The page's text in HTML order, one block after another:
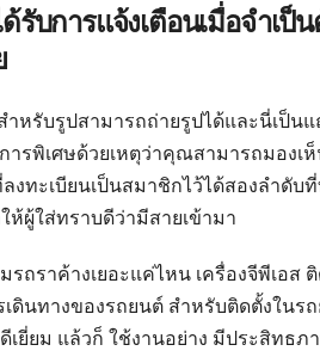
รับการแจ้งเตือนเมื่อจำเป็
ำหรับรูปสามารถถ่ายรูปได้และนี่เป็น
ารพิเศษด้วยเหตุว่าคุณสามารถมองเ
ลงทะเบียนเป็นสมาชิกไว้ได้สองลำดับ
ห้ผู้ใส่ทราบดีว่ามีสายเข้ามา
รถราค้างเยอะแค่ไหน เครื่องจีพีเอส
ดินทางของรถยนต์ สำหรับติดตั้งใน
เยี่ยม แล้วก็ ใช้งานอย่าง มีประสิทธ